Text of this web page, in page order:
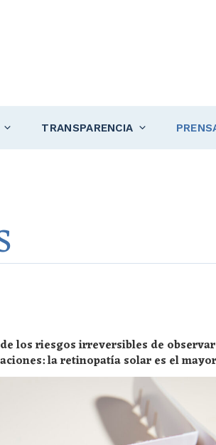
TRANSPARENCIA
los riesgos irreversibles de
la retinopatía solar es el